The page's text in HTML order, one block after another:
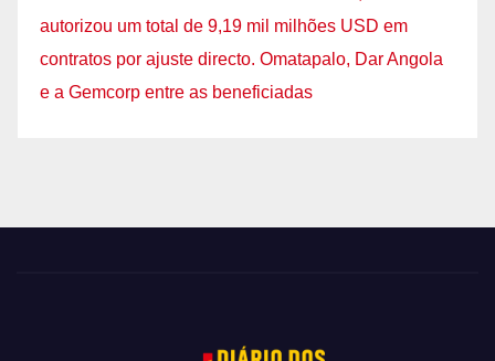
autorizou um total de 9,19 mil milhões USD em
contratos por ajuste directo. Omatapalo, Dar Angola
e a Gemcorp entre as beneficiadas